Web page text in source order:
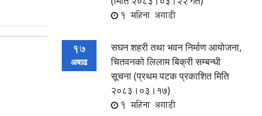
1 महिना अगाडी
17
अषाढ
सघन शहरी तथा भवन निर्माण आयोजना,
चितवनको लिलाम बिक्री सम्बन्धी
सूचना (प्रथम पटक प्रकाशित मिति
२०८३।०३।१७)
1 महिना अगाडी